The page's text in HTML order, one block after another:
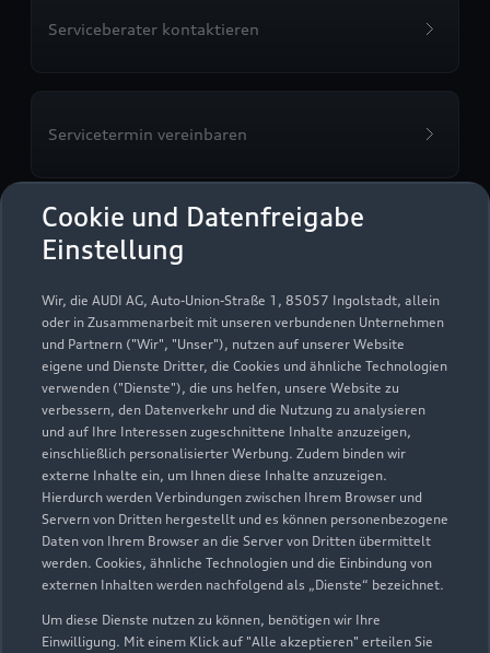
Cookie und Datenfreigabe
Einstellung
Wir, die AUDI AG, Auto-Union-Straße 1, 85057 Ingolstadt, allein
oder in Zusammenarbeit mit unseren verbundenen Unternehmen
und Partnern ("Wir", "Unser"), nutzen auf unserer Website
eigene und Dienste Dritter, die Cookies und ähnliche Technologien
verwenden ("Dienste"), die uns helfen, unsere Website zu
verbessern, den Datenverkehr und die Nutzung zu analysieren
und auf Ihre Interessen zugeschnittene Inhalte anzuzeigen,
einschließlich personalisierter Werbung. Zudem binden wir
externe Inhalte ein, um Ihnen diese Inhalte anzuzeigen.
Hierdurch werden Verbindungen zwischen Ihrem Browser und
Servern von Dritten hergestellt und es können personenbezogene
Daten von Ihrem Browser an die Server von Dritten übermittelt
werden. Cookies, ähnliche Technologien und die Einbindung von
externen Inhalten werden nachfolgend als „Dienste“ bezeichnet.
Um diese Dienste nutzen zu können, benötigen wir Ihre
Einwilligung. Mit einem Klick auf "Alle akzeptieren" erteilen Sie
Serviceberater kontaktieren
Servicetermin vereinbaren
Autohaus Rausch GmbH &
Co. KG
Servicepartner e-tron